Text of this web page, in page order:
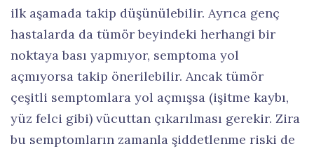
ilk aşamada takip düşünülebilir. Ayrıca genç
hastalarda da tümör beyindeki herhangi bir
noktaya bası yapmıyor, semptoma yol
açmıyorsa takip önerilebilir. Ancak tümör
çeşitli semptomlara yol açmışsa (işitme kaybı,
yüz felci gibi) vücuttan çıkarılması gerekir. Zira
bu semptomların zamanla şiddetlenme riski de